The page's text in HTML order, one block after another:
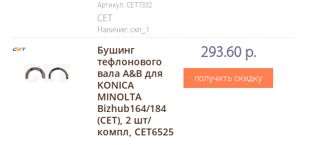
Артикул: CET7332
CET
Наличие: скл_1
Бушинг
тефлонового
вала A&B для
KONICA
MINOLTA
Bizhub164/184
(CET), 2 шт/
компл, CET6525
293.60 р.
получить скидку